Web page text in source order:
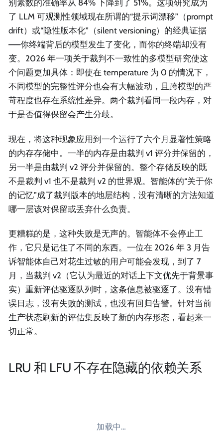
别素数的准确率从 84% 下降到了 51%。这项研究成为
了 LLM 可观测性领域现在所谓的“提示词漂移”（prompt
drift）或“隐性版本化”（silent versioning）的经典证据
——你终端背后的模型发生了变化，而你的终端却没有
变。2026 年一项关于裁判不一致性的多模型研究使这
个问题更加具体：即使在 temperature 为 0 的情况下，
不同模型的完整性评分也会有大幅波动，且跨模型的严
苛程度也存在系统性差异。两个裁判看同一段内存，对
于是否值得保留会产生分歧。
现在，将这种现象应用到一个运行了六个月显著性策略
的内存存储中。一半的内存是由裁判 v1 评分并保留的，
另一半是由裁判 v2 评分并保留的。整个存储反映的既
不是裁判 v1 也不是裁判 v2 的世界观。智能体的“关于你
的记忆”成了裁判版本的地层结构，没有清晰的方法知道
哪一层该对保留或丢弃什么负责。
更糟糕的是，这种失败是无声的。智能体不会停止工
作，它只是记住了不同的东西。一位在 2026 年 3 月告
诉智能体自己对花生过敏的用户可能会发现，到了 7
月，当裁判 v2（它认为最近的对话上下文优先于背景事
实）重新评估驱逐队列时，这条信息被驱逐了。没有错
误日志，没有失败的测试，也没有回归告警。针对当前
生产状态刷新的评估集反映了新的内存形态，看起来一
切正常。
LRU 和 LFU 不存在隐藏的依赖关系
加载中…